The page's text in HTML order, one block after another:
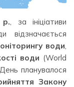
р., за ініціативи
відзначається
води,
води (World
планувалося
Закону